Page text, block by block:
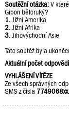
Soutěžní otázka:V
Gibon běloruký?
1. Jižní Amerika
2. Jižní Afrika
3. Jihovýchodní Asie
Tato soutěž byla
Aktuální počet
VYHLÁŠENÍ VÍTĚZE
Ze všech správných
SMS z čísla 7749068xx